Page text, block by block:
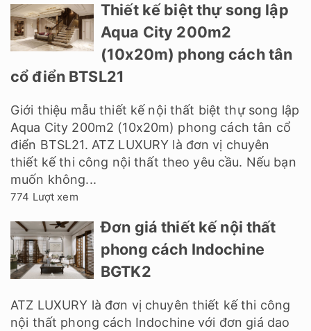
Thiết kế biệt thự song lập
Aqua City 200m2
(10x20m) phong cách tân
cổ điển BTSL21
Giới thiệu mẫu thiết kế nội thất biệt thự song lập
Aqua City 200m2 (10x20m) phong cách tân cổ
điển BTSL21. ATZ LUXURY là đơn vị chuyên
thiết kế thi công nội thất theo yêu cầu. Nếu bạn
muốn không...
774 Lượt xem
Đơn giá thiết kế nội thất
phong cách Indochine
BGTK2
ATZ LUXURY là đơn vị chuyên thiết kế thi công
nội thất phong cách Indochine với đơn giá dao